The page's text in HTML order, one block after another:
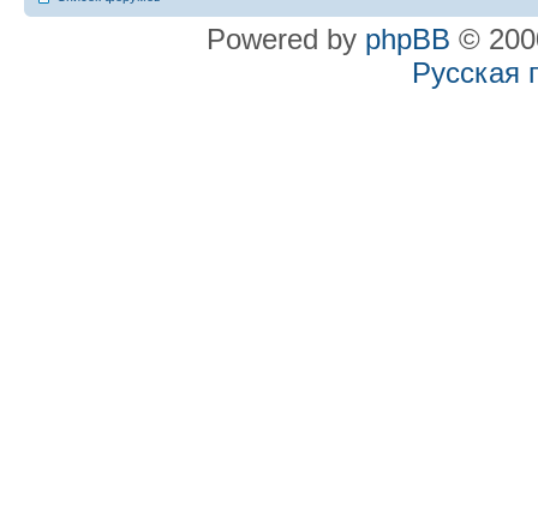
Powered by phpBB ©
Русская